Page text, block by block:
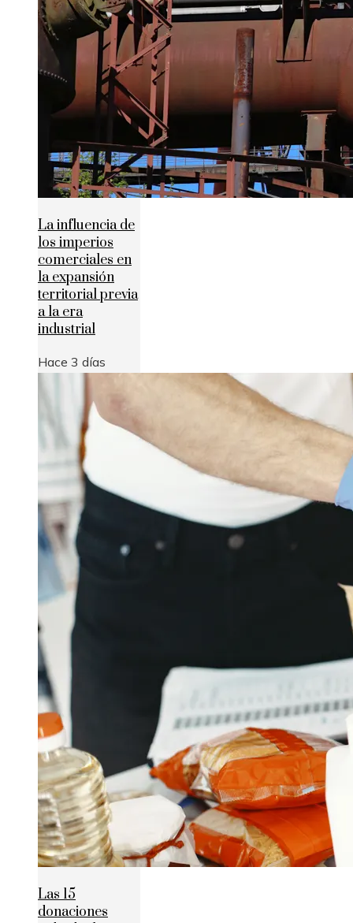
La influencia de
los imperios
comerciales en
la expansión
territorial previa
a la era
industrial
Hace 3 días
Las 15
donaciones